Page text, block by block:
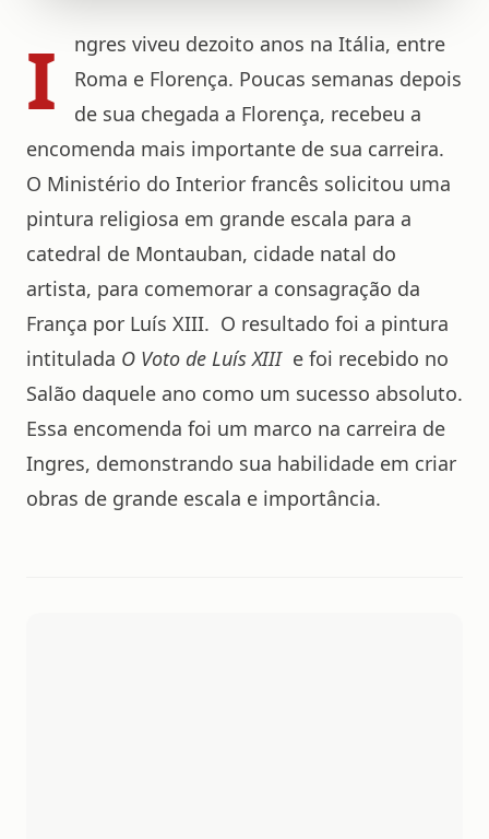
I
ngres viveu dezoito anos na Itália, entre
Roma e Florença. Poucas semanas depois
de sua chegada a Florença, recebeu a
encomenda mais importante de sua carreira.
O Ministério do Interior francês solicitou uma
pintura religiosa em grande escala para a
catedral de Montauban, cidade natal do
artista, para comemorar a consagração da
França por Luís XIII. O resultado foi a pintura
intitulada O Voto de Luís XIIIe foi recebido no
Salão daquele ano como um sucesso absoluto.
Essa encomenda foi um marco na carreira de
Ingres, demonstrando sua habilidade em criar
obras de grande escala e importância.